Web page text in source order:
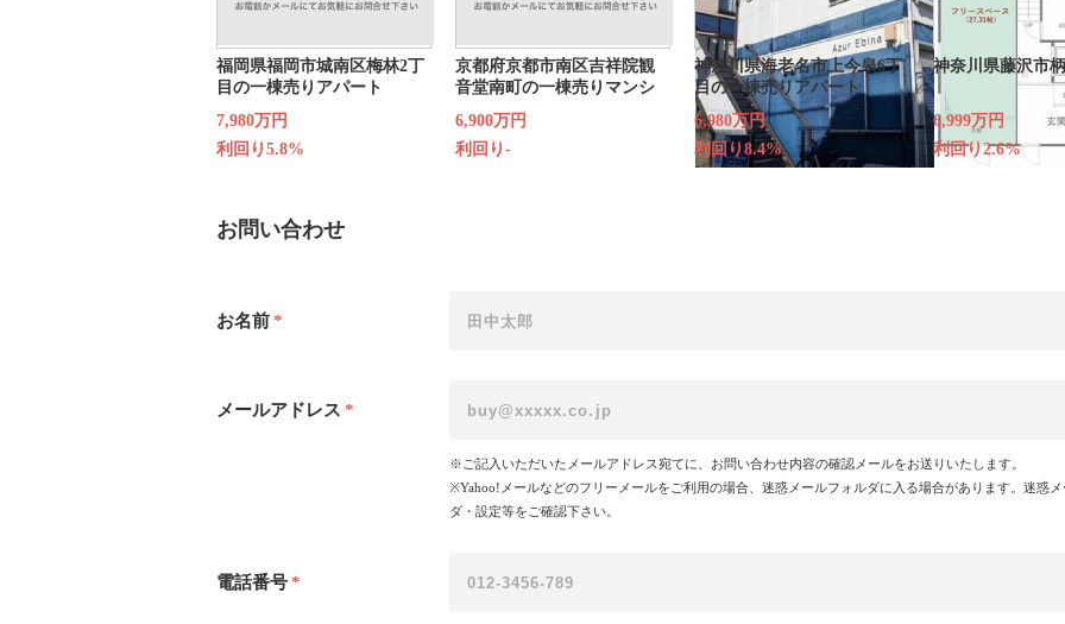
福岡県福岡市城南区梅林2丁
目の一棟売りアパート
7,980万円
利回り5.8%
京都府京都市南区吉祥院観
音堂南町の一棟売りマンシ
6,900万円
利回り-
神奈川県海老名市上今泉6丁
目の一棟売りアパート
6,980万円
利回り8.4%
神奈川県藤沢市
6,999万円
利回り2.6%
お問い合わせ
お名前*
メールアドレス *
※ご記入いただいたメールアドレス宛てに、お問い合わせ内容の確認メールをお送りいたします。
※Yahoo!メールなどのフリーメールをご利用の場合、迷惑メールフォルダに入る場合があります。迷惑
ダ・設定等をご確認下さい。
電話番号*